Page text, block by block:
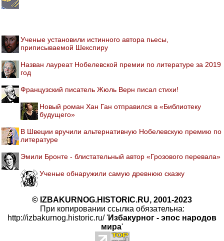
Ученые установили истинного автора пьесы,
приписываемой Шекспиру
Назван лауреат Нобелевской премии по литературе за 2019
год
Французский писатель Жюль Верн писал стихи!
Новый роман Хан Ган отправился в «Библиотеку
будущего»
В Швеции вручили альтернативную Нобелевскую премию по
литературе
Эмили Бронте - блистательный автор «Грозового перевала»
Ученые обнаружили самую древнюю сказку
© IZBAKURNOG.HISTORIC.RU, 2001-2023
При копировании ссылка обязательна:
http://izbakurnog.historic.ru/ 'Избакурног - эпос народов
мира'